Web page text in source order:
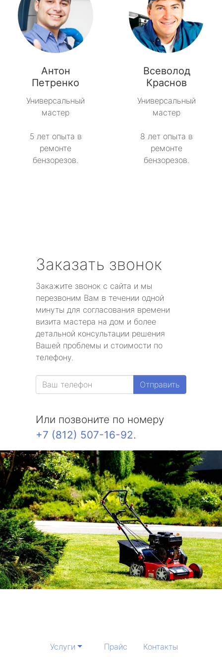
Антон
Петренко
Универсальный
мастер
5 лет опыта в
ремонте
бензорезов.
Всеволод
Краснов
Универсальный
мастер
8 лет опыта в
ремонте
бензорезов.
Заказать звонок
Закажите звонок с сайта и мы
перезвоним Вам в течении одной
минуты для согласования времени
визита мастера на дом и более
детальной консультации решения
Вашей проблемы и стоимости по
телефону.
Отправить
Или позвоните по номеру
+7 (812) 507-16-92.
Услуги Прайс Контакты